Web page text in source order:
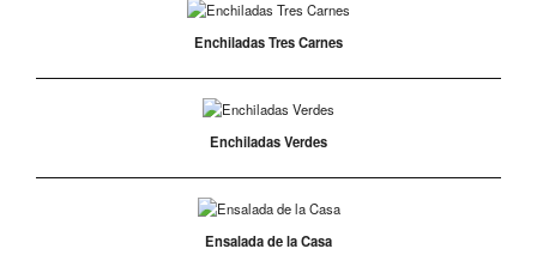
Enchiladas Tres Carnes
Enchiladas Verdes
Ensalada de la Casa